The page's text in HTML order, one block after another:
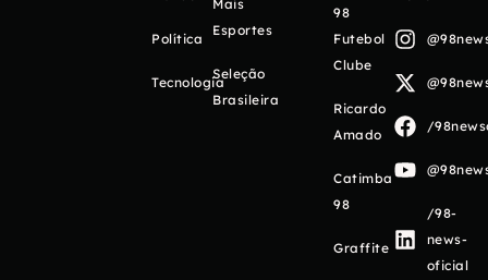
Política
Tecnologia
Mais
Esportes
Seleção
Brasileira
98
Futebol
Clube
Ricardo
Amado
Catimba
98
Graffite
/
/98-
news-
oficial